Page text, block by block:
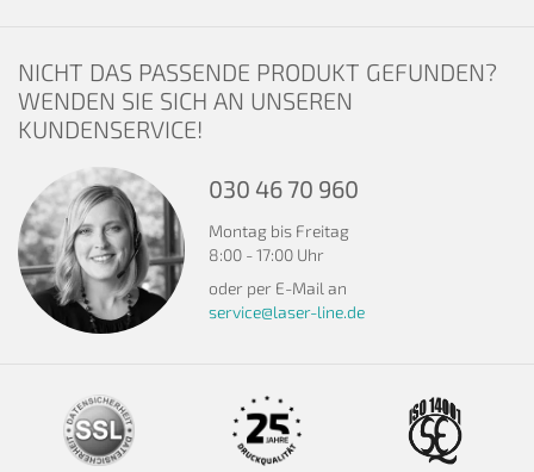
NICHT DAS PASSENDE PRODUKT GEFUNDEN?
WENDEN SIE SICH AN UNSEREN
KUNDENSERVICE!
030 46 70 960
Montag bis Freitag
8:00 - 17:00 Uhr
oder per E-Mail an
service@laser-line.de